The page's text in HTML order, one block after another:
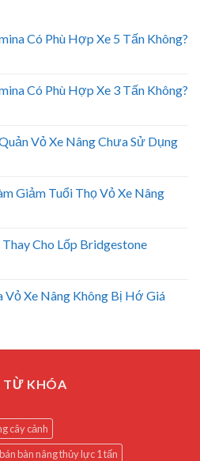
Có Phù Hợp Xe 5 Tấn Không?
Có Phù Hợp Xe 3 Tấn Không?
Vỏ Xe Nâng Chưa Sử Dụng
Giảm Tuổi Thọ Vỏ Xe Nâng
Cho Lốp Bridgestone
Vỏ Xe Nâng Không Bị Hớ Giá
TỪ KHÓA
cây cảnh
bán bàn nâng thủy lực 1 tấn